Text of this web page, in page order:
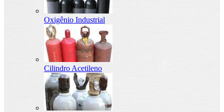
Oxigênio Industrial
Cilindro Acetileno